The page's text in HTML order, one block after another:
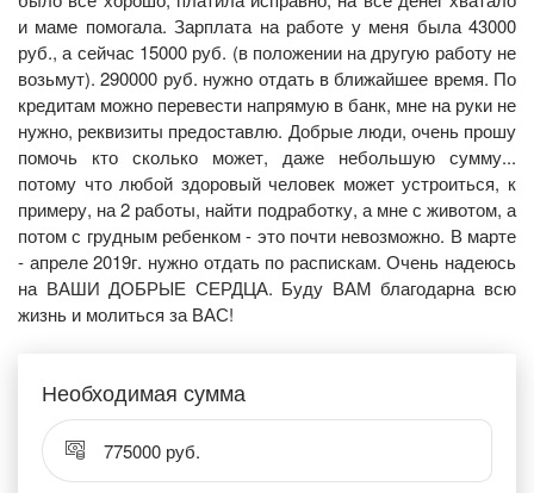
и маме помогала. Зарплата на работе у меня была 43000
руб., а сейчас 15000 руб. (в положении на другую работу не
возьмут). 290000 руб. нужно отдать в ближайшее время. По
кредитам можно перевести напрямую в банк, мне на руки не
нужно, реквизиты предоставлю. Добрые люди, очень прошу
помочь кто сколько может, даже небольшую сумму...
потому что любой здоровый человек может устроиться, к
примеру, на 2 работы, найти подработку, а мне с животом, а
потом с грудным ребенком - это почти невозможно. В марте
- апреле 2019г. нужно отдать по распискам. Очень надеюсь
на ВАШИ ДОБРЫЕ СЕРДЦА. Буду ВАМ благодарна всю
жизнь и молиться за ВАС!
Необходимая сумма
775000 руб.